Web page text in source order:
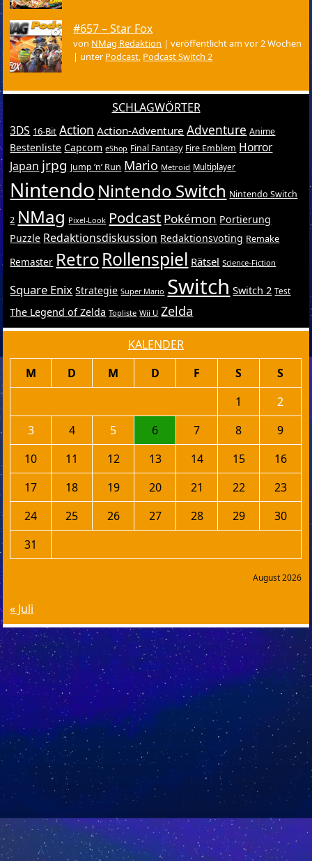
#657 – Star Fox
von NMag Redaktion |veröffentlicht am vor 2 Wochen
| unter Podcast, Podcast Switch 2
SCHLAGWÖRTER
3DS 16-Bit Action Action-Adventure Adventure Anime
Bestenliste Capcom eShop Final Fantasy Fire Emblem Horror
Japan jrpg Jump ’n’ Run Mario Metroid Multiplayer
Nintendo Nintendo Switch Nintendo Switch
2 NMag Pixel-Look Podcast Pokémon Portierung
Puzzle Redaktionsdiskussion Redaktionsvoting Remake
Remaster RetroRollenspiel Rätsel Science-Fiction
Square Enix Strategie Super Mario Switch Switch 2 Test
The Legend of Zelda Topliste Wii U Zelda
KALENDER
August 2026
M D M D F S
S
1
2
3
4 5 6 7 8
9
10
11 12 13 14 15
16
17
18 19 20 21 22
23
24
25 26 27 28 29
30
31
« Juli